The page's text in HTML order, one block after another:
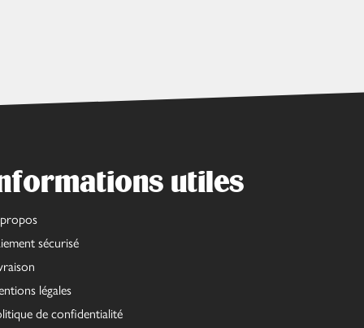
utiles
sécurisé
légales
de confidentialité